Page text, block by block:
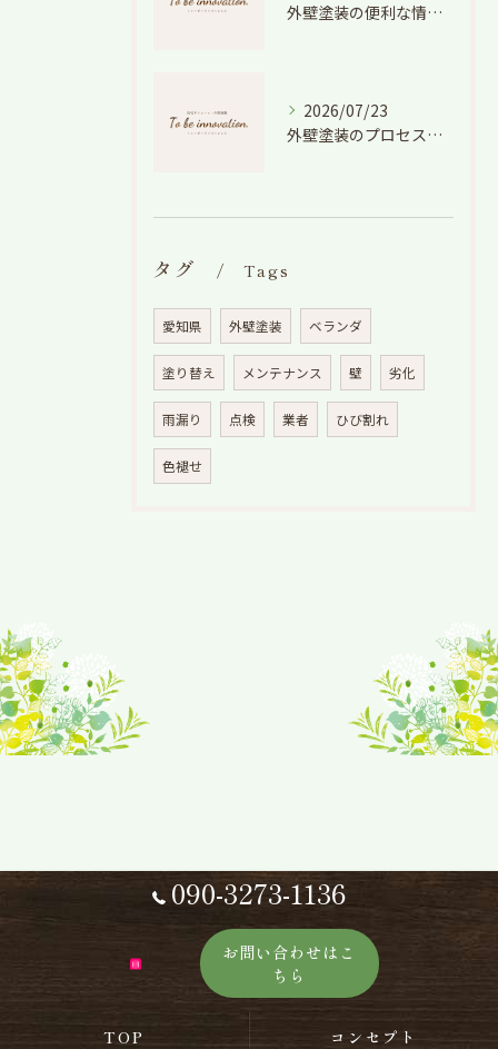
外壁塗装の便利な情報と失敗しない色や費用判断のコツを徹底解説
2026/07/23
外壁塗装のプロセスを愛知県でスムーズに進めるための工程と費用徹底解説
タグ Tags
愛知県 外壁塗装 ベランダ
塗り替え メンテナンス 壁 劣化
雨漏り 点検 業者 ひび割れ
色褪せ
090-3273-1136
お問い合わせはこ
ちら
TOP コンセプト